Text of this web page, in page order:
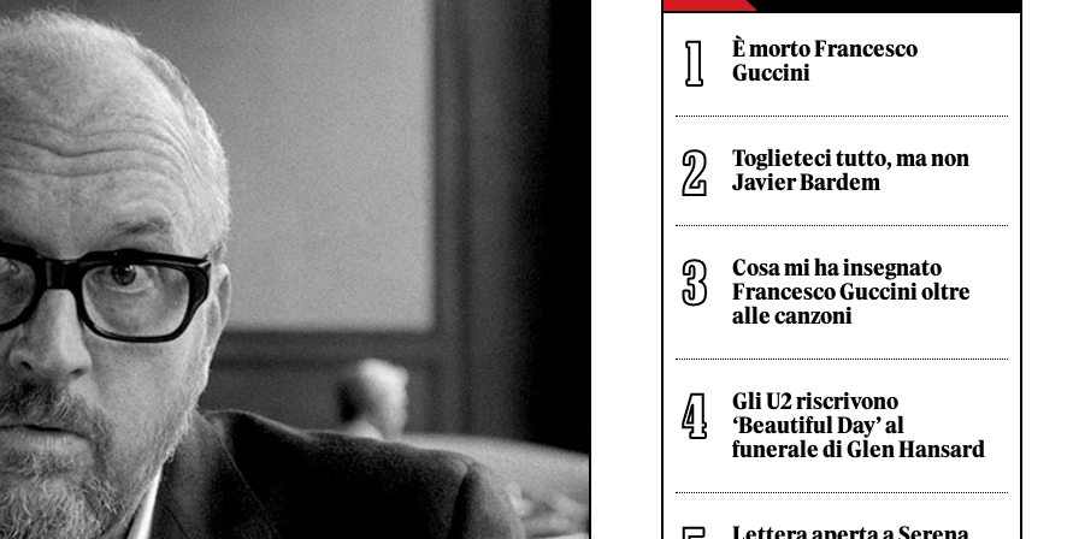
È morto Francesco
Guccini
Toglieteci tutto, ma non
Javier Bardem
Cosa mi ha insegnato
Francesco Guccini oltre
alle canzoni
Gli U2 riscrivono
‘Beautiful Day’ al
funerale di Glen Hansard